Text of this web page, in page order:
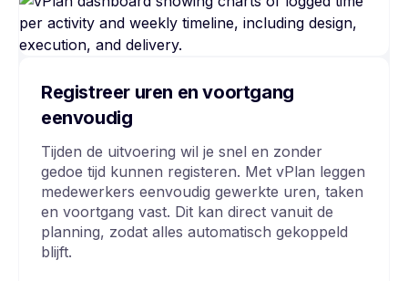
Registreer uren en voortgang
eenvoudig
Tijden de uitvoering wil je snel en zonder
gedoe tijd kunnen registeren. Met vPlan leggen
medewerkers eenvoudig gewerkte uren, taken
en voortgang vast. Dit kan direct vanuit de
planning, zodat alles automatisch gekoppeld
blijft.